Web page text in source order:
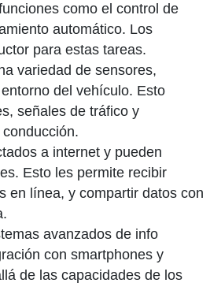
como el control de
automático. Los
para estas tareas.
variedad de sensores,
del vehículo. Esto
señales de tráfico y
a internet y pueden
Esto les permite recibir
en línea, y compartir datos con
avanzados de info
con smartphones y
de las capacidades de los